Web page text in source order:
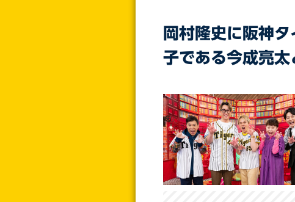
岡村隆史に阪神
子である今成亮太